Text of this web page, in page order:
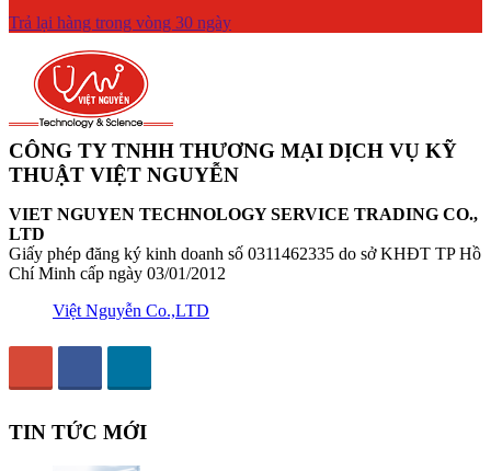
Trả lại hàng trong vòng 30 ngày
CÔNG TY TNHH THƯƠNG MẠI DỊCH VỤ KỸ
THUẬT VIỆT NGUYỄN
VIET NGUYEN TECHNOLOGY SERVICE TRADING CO.,
LTD
Giấy phép đăng ký kinh doanh số 0311462335 do sở KHĐT TP Hồ
Chí Minh cấp ngày 03/01/2012
Việt Nguyễn Co.,LTD
TIN TỨC MỚI